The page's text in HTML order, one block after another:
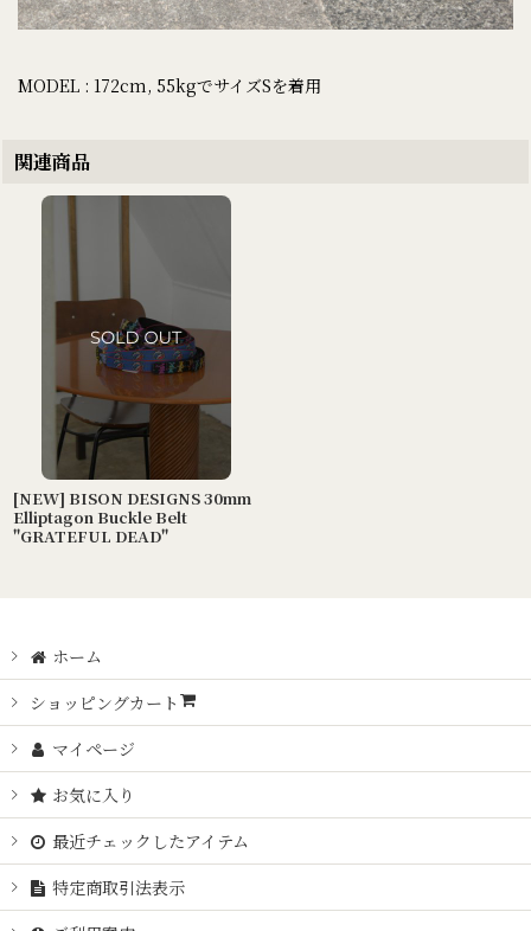
MODEL : 172cm, 55kgでサイズSを着用
関連商品
[NEW] BISON DESIGNS 30mm
Elliptagon Buckle Belt
"GRATEFUL DEAD"
ホーム
ショッピングカート
マイページ
お気に入り
最近チェックしたアイテム
特定商取引法表示